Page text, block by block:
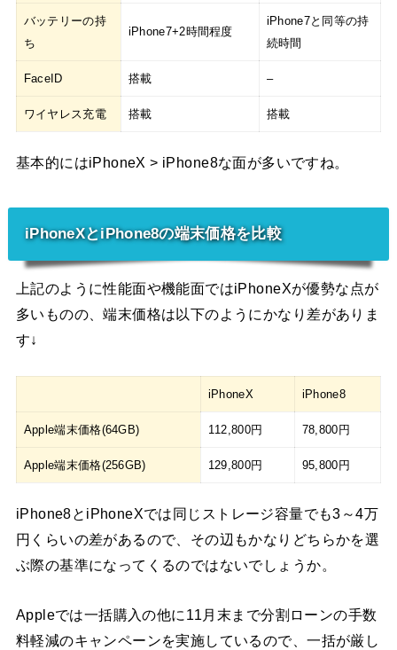
バッテリーの持
ち
iPhone7+2時間程度
iPhone7と同等の持
続時間
FaceID 搭載 –
ワイヤレス充電 搭載 搭載
基本的にはiPhoneX > iPhone8な面が多いですね。
iPhoneXとiPhone8の端末価格を比較
上記のように性能面や機能面ではiPhoneXが優勢な点が
多いものの、端末価格は以下のようにかなり差がありま
す↓
iPhoneX iPhone8
Apple端末価格(64GB) 112,800円 78,800円
Apple端末価格(256GB) 129,800円 95,800円
iPhone8とiPhoneXでは同じストレージ容量でも3～4万
円くらいの差があるので、その辺もかなりどちらかを選
ぶ際の基準になってくるのではないでしょうか。
Appleでは一括購入の他に11月末まで分割ローンの手数
料軽減のキャンペーンを実施しているので、一括が厳し